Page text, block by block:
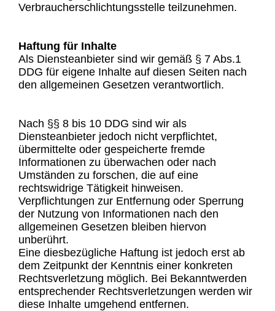
Verbraucherschlichtungsstelle teilzunehmen.
Haftung für Inhalte
Als Diensteanbieter sind wir gemäß § 7 Abs.1
DDG für eigene Inhalte auf diesen Seiten nach
den allgemeinen Gesetzen verantwortlich.
Nach §§ 8 bis 10 DDG sind wir als
Diensteanbieter jedoch nicht verpflichtet,
übermittelte oder gespeicherte fremde
Informationen zu überwachen oder nach
Umständen zu forschen, die auf eine
rechtswidrige Tätigkeit hinweisen.
Verpflichtungen zur Entfernung oder Sperrung
der Nutzung von Informationen nach den
allgemeinen Gesetzen bleiben hiervon
unberührt.
Eine diesbezügliche Haftung ist jedoch erst ab
dem Zeitpunkt der Kenntnis einer konkreten
Rechtsverletzung möglich. Bei Bekanntwerden
entsprechender Rechtsverletzungen werden wir
diese Inhalte umgehend entfernen.